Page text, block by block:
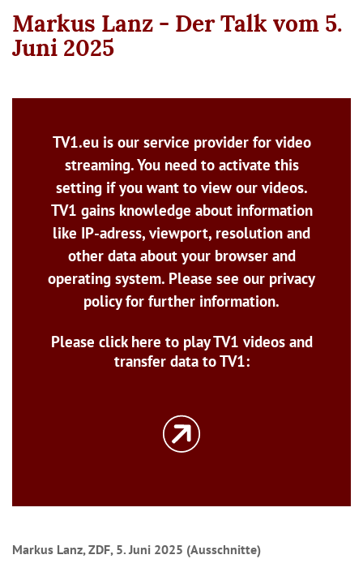
Markus Lanz - Der Talk vom 5.
Juni 2025
TV1.eu is our service provider for video
streaming. You need to activate this
setting if you want to view our videos.
TV1 gains knowledge about information
like IP-adress, viewport, resolution and
other data about your browser and
operating system. Please see our privacy
policy for further information.
Please click here to play TV1 videos and
transfer data to TV1:
Markus Lanz, ZDF, 5. Juni 2025 (Ausschnitte)